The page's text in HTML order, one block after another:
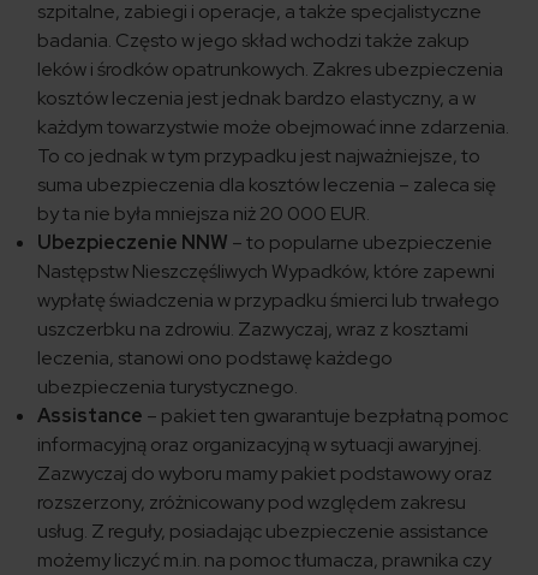
szpitalne, zabiegi i operacje, a także specjalistyczne
badania. Często w jego skład wchodzi także zakup
leków i środków opatrunkowych. Zakres ubezpieczenia
kosztów leczenia jest jednak bardzo elastyczny, a w
każdym towarzystwie może obejmować inne zdarzenia.
To co jednak w tym przypadku jest najważniejsze, to
suma ubezpieczenia dla kosztów leczenia – zaleca się
by ta nie była mniejsza niż 20 000 EUR.
Ubezpieczenie NNW – to popularne ubezpieczenie
Następstw Nieszczęśliwych Wypadków, które zapewni
wypłatę świadczenia w przypadku śmierci lub trwałego
uszczerbku na zdrowiu. Zazwyczaj, wraz z kosztami
leczenia, stanowi ono podstawę każdego
ubezpieczenia turystycznego.
Assistance – pakiet ten gwarantuje bezpłatną pomoc
informacyjną oraz organizacyjną w sytuacji awaryjnej.
Zazwyczaj do wyboru mamy pakiet podstawowy oraz
rozszerzony, zróżnicowany pod względem zakresu
usług. Z reguły, posiadając ubezpieczenie assistance
możemy liczyć m.in. na pomoc tłumacza, prawnika czy